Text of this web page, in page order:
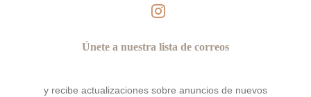
instagram
Únete a nuestra lista de correos
y recibe actualizaciones sobre anuncios de nuevos